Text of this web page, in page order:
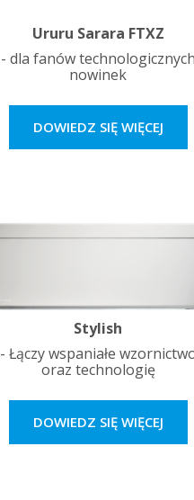
Ururu Sarara FTXZ
- dla fanów technologicznych
nowinek
DOWIEDZ SIĘ WIĘCEJ
Stylish
- Łączy wspaniałe
oraz technologię
DOWIEDZ SIĘ WIĘCEJ